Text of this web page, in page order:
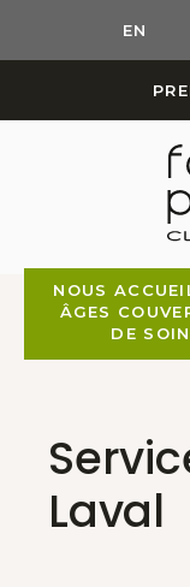
EN
NOUS
ÂGES
DE
Laval